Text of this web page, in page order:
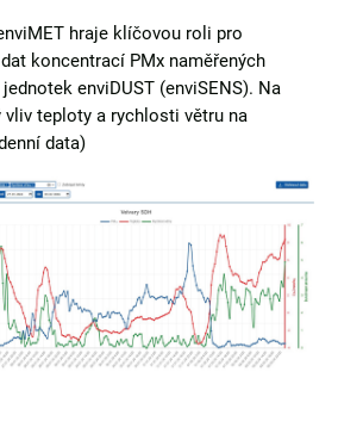
hraje klíčovou roli pro
koncentrací PMx naměřených
enviDUST (enviSENS). Na
vliv teploty a rychlosti větru na
data)